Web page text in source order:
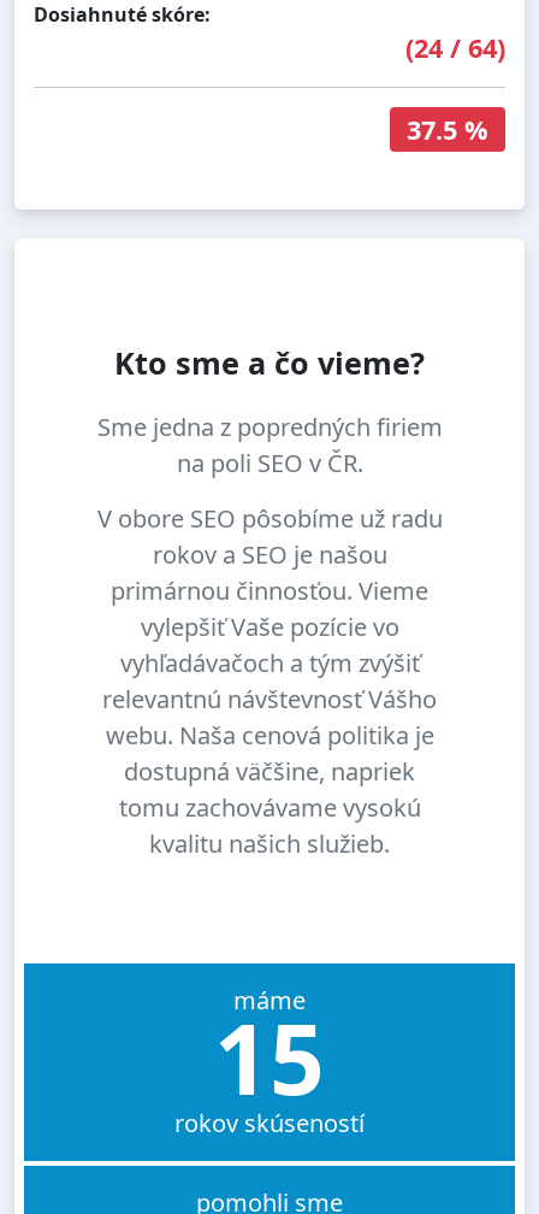
Dosiahnuté skóre:
(24 / 64)
37.5 %
Kto sme a čo vieme?
Sme jedna z popredných firiem
na poli SEO v ČR.
V obore SEO pôsobíme už radu
rokov a SEO je našou
primárnou činnosťou. Vieme
vylepšiť Vaše pozície vo
vyhľadávačoch a tým zvýšiť
relevantnú návštevnosť Vášho
webu. Naša cenová politika je
dostupná väčšine, napriek
tomu zachovávame vysokú
kvalitu našich služieb.
máme
15
rokov skúseností
pomohli sme